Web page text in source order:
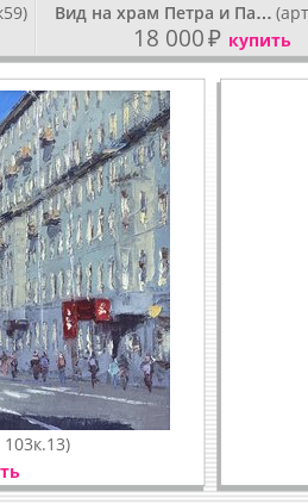
Вид на храм Петра и Па…
18 000₽ купить
103к.13)